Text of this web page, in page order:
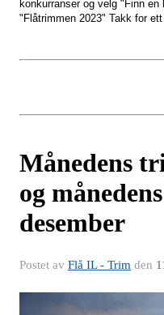
konkurranser og velg "Finn
"Flåtrimmen 2023" Takk for
Månedens
og
desember
Postet av Flå IL - Trim den